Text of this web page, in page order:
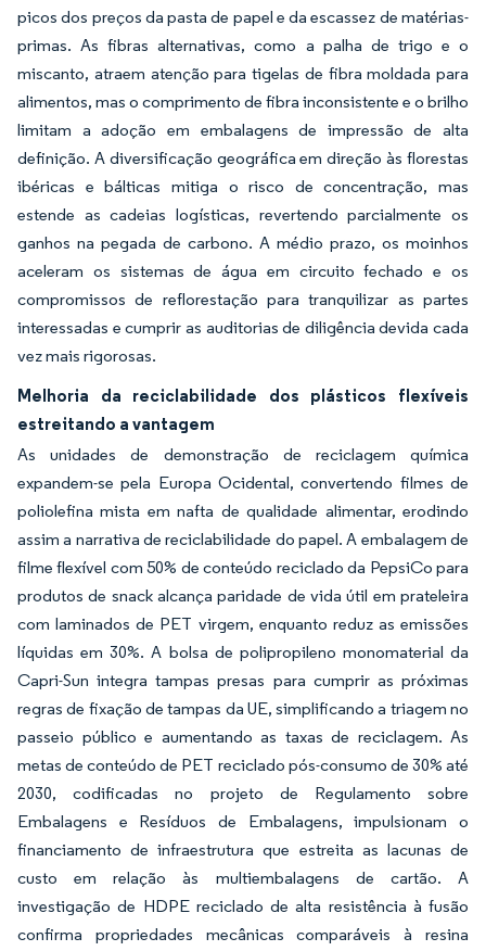
picos dos preços da pasta de papel e da escassez de matérias-
primas. As fibras alternativas, como a palha de trigo e o
miscanto, atraem atenção para tigelas de fibra moldada para
alimentos, mas o comprimento de fibra inconsistente e o brilho
limitam a adoção em embalagens de impressão de alta
definição. A diversificação geográfica em direção às florestas
ibéricas e bálticas mitiga o risco de concentração, mas
estende as cadeias logísticas, revertendo parcialmente os
ganhos na pegada de carbono. A médio prazo, os moinhos
aceleram os sistemas de água em circuito fechado e os
compromissos de reflorestação para tranquilizar as partes
interessadas e cumprir as auditorias de diligência devida cada
vez mais rigorosas.
Melhoria da reciclabilidade dos plásticos flexíveis
estreitando a vantagem
As unidades de demonstração de reciclagem química
expandem-se pela Europa Ocidental, convertendo filmes de
poliolefina mista em nafta de qualidade alimentar, erodindo
assim a narrativa de reciclabilidade do papel. A embalagem de
filme flexível com 50% de conteúdo reciclado da PepsiCo para
produtos de snack alcança paridade de vida útil em prateleira
com laminados de PET virgem, enquanto reduz as emissões
líquidas em 30%. A bolsa de polipropileno monomaterial da
Capri-Sun integra tampas presas para cumprir as próximas
regras de fixação de tampas da UE, simplificando a triagem no
passeio público e aumentando as taxas de reciclagem. As
metas de conteúdo de PET reciclado pós-consumo de 30% até
2030, codificadas no projeto de Regulamento sobre
Embalagens e Resíduos de Embalagens, impulsionam o
financiamento de infraestrutura que estreita as lacunas de
custo em relação às multiembalagens de cartão. A
investigação de HDPE reciclado de alta resistência à fusão
confirma propriedades mecânicas comparáveis à resina